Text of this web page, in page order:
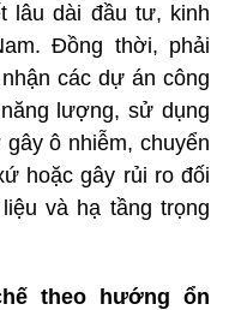
lâu dài đầu tư, kinh
Đồng thời, phải
các dự án công
lượng, sử dụng
ô nhiễm, chuyển
hoặc gây rủi ro đối
và hạ tầng trọng
theo hướng ổn